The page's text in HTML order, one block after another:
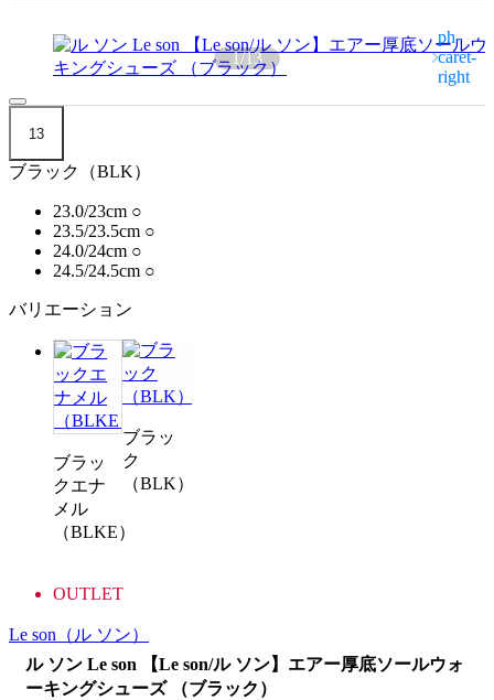
1/13
13
ブラック（BLK）
23.0/23cm ○
23.5/23.5cm ○
24.0/24cm ○
24.5/24.5cm ○
バリエーション
ブラッ
クエナ
メル
（BLKE）
ブラッ
ク
（BLK）
OUTLET
Le son （ル ソン）
ル ソン Le son 【Le son/ル ソン】エアー厚底ソールウォ
ーキングシューズ （ブラック）